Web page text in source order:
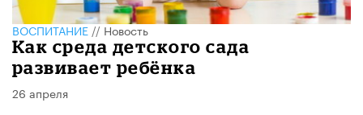
ВОСПИТАНИЕ//Новость
Как среда детского сада
развивает ребёнка
26 апреля